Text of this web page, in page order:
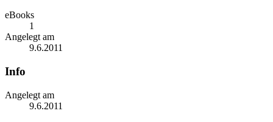
eBooks
1
Angelegt am
9.6.2011
Info
Angelegt am
9.6.2011